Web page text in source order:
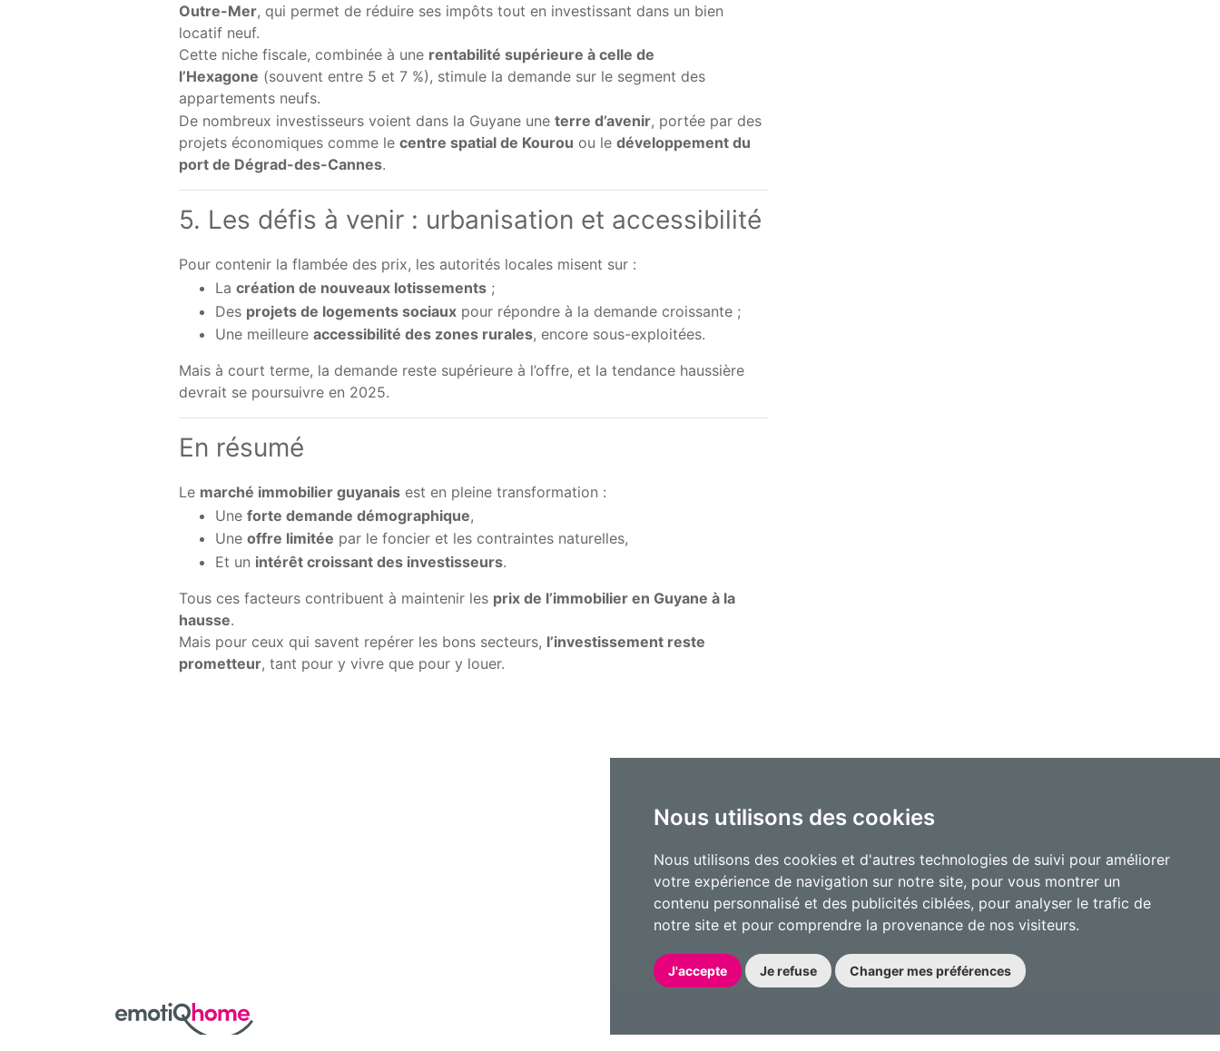
Nous utilisons des cookies
Nous utilisons des cookies et d'autres technologies de suivi pour améliorer
votre expérience de navigation sur notre site, pour vous montrer un
contenu personnalisé et des publicités ciblées, pour analyser le trafic de
notre site et pour comprendre la provenance de nos visiteurs.
J'accepte Je refuse Changer mes préférences
Outre-Mer, qui permet de réduire ses impôts tout en investissant dans un bien
locatif neuf.
Cette niche fiscale, combinée à une rentabilité supérieure à celle de
l’Hexagone (souvent entre 5 et 7 %), stimule la demande sur le segment des
appartements neufs.
De nombreux investisseurs voient dans la Guyane une terre d’avenir, portée par des
projets économiques comme le centre spatial de Kourou ou le développement du
port de Dégrad-des-Cannes.
5. Les défis à venir : urbanisation et accessibilité
Pour contenir la flambée des prix, les autorités locales misent sur :
La création de nouveaux lotissements ;
Des projets de logements sociaux pour répondre à la demande croissante ;
Une meilleure accessibilité des zones rurales, encore sous-exploitées.
Mais à court terme, la demande reste supérieure à l’offre, et la tendance haussière
devrait se poursuivre en 2025.
En résumé
Le marché immobilier guyanais est en pleine transformation :
Une forte demande démographique,
Une offre limitée par le foncier et les contraintes naturelles,
Et un intérêt croissant des investisseurs.
Tous ces facteurs contribuent à maintenir les prix de l’immobilier en Guyane à la
hausse.
Mais pour ceux qui savent repérer les bons secteurs, l’investissement reste
prometteur, tant pour y vivre que pour y louer.